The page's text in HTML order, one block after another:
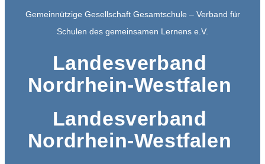
Gemeinnützige Gesellschaft Gesamtschule – Verband für
Schulen des gemeinsamen Lernens e.V.
Landesverband
Nordrhein-Westfalen
Landesverband
Nordrhein-Westfalen